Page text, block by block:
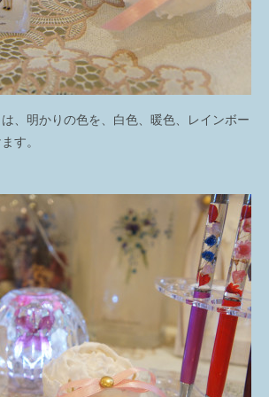
は、明かりの色を、白色、暖色、レインボー
す。